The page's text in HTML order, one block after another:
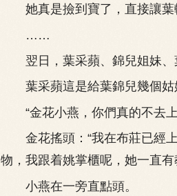
她真是撿到寶了，直接讓葉
……
翌日，葉采蘋、錦兒姐妹、
葉采蘋這是給葉錦兒幾個姑
“金花小燕，你們真的不去上
金花搖頭：“我在布莊已經
物，我跟着姚掌櫃呢，她一直有
小燕在一旁直點頭。